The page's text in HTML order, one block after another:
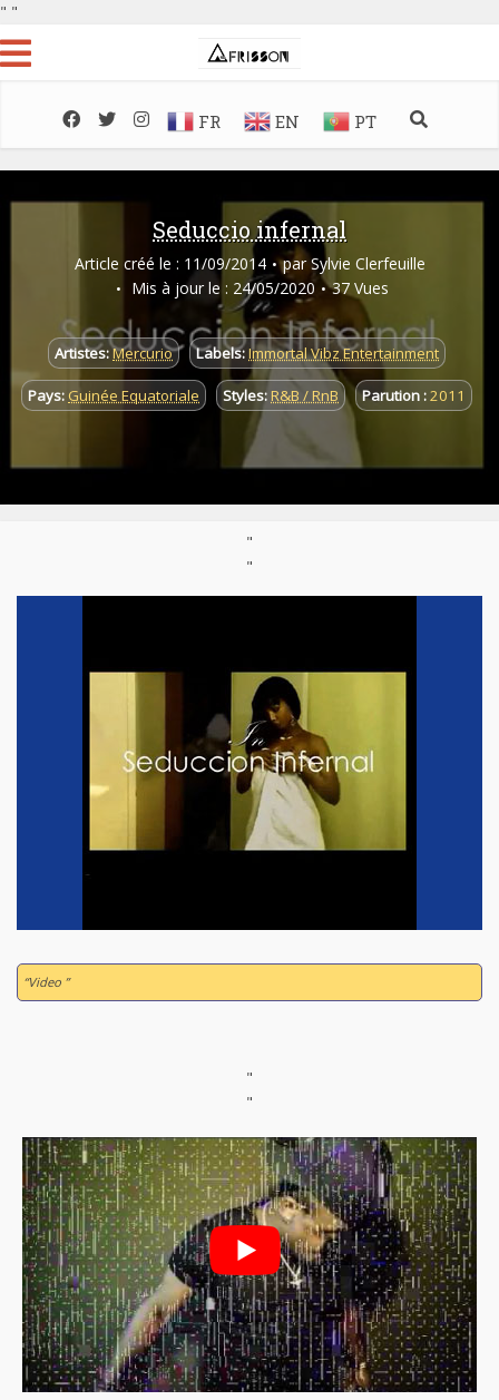
" "
FR EN PT
Seduccio infernal
Article créé le : 11/09/2014 par Sylvie Clerfeuille
Mis à jour le : 24/05/2020
37 Vues
Artistes:Mercurio Labels:Immortal Vibz Entertainment
Pays: Guinée Equatoriale Styles:R&B / RnB Parution :2011
"
"
“Video ”
"
"